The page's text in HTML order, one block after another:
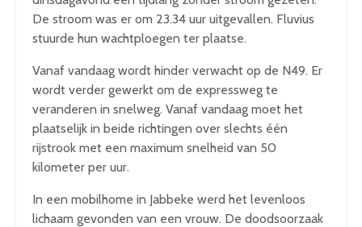
De stroom was er om 23.34 uur uitgevallen. Fluvius
stuurde hun wachtploegen ter plaatse.
Vanaf vandaag wordt hinder verwacht op de N49. Er
wordt verder gewerkt om de expressweg te
veranderen in snelweg. Vanaf vandaag moet het
plaatselijk in beide richtingen over slechts één
rijstrook met een maximum snelheid van 50
kilometer per uur.
In een mobilhome in Jabbeke werd het levenloos
lichaam gevonden van een vrouw. De doodsoorzaak